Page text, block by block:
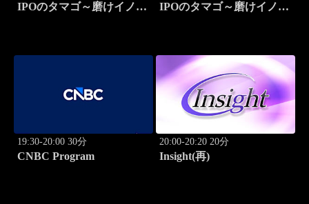
IPOのタマゴ～磨けイノベ
IPOのタマゴ～磨けイノベ
19:30-20:00 30分
CNBC Program
20:00-20:20 20分
Insight(再)